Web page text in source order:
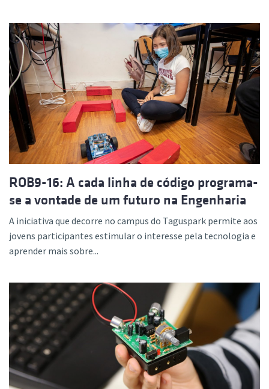
ROB9-16: A cada linha de código programa-
se a vontade de um futuro na Engenharia
A iniciativa que decorre no campus do Taguspark permite aos
jovens participantes estimular o interesse pela tecnologia e
aprender mais sobre...